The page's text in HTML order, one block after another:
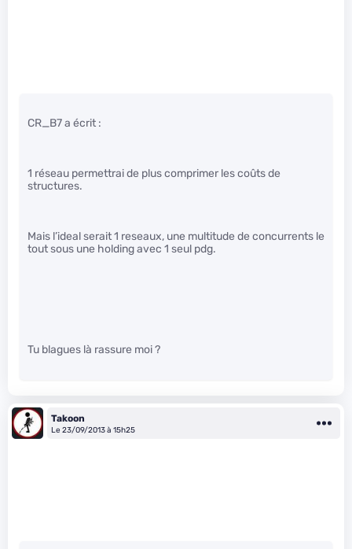
CR_B7 a écrit :
1 réseau permettrai de plus comprimer les coûts de
structures.
Mais l’ideal serait 1 reseaux, une multitude de concurrents le
tout sous une holding avec 1 seul pdg.
Tu blagues là rassure moi ?
Takoon
Le 23/09/2013 à 15h25